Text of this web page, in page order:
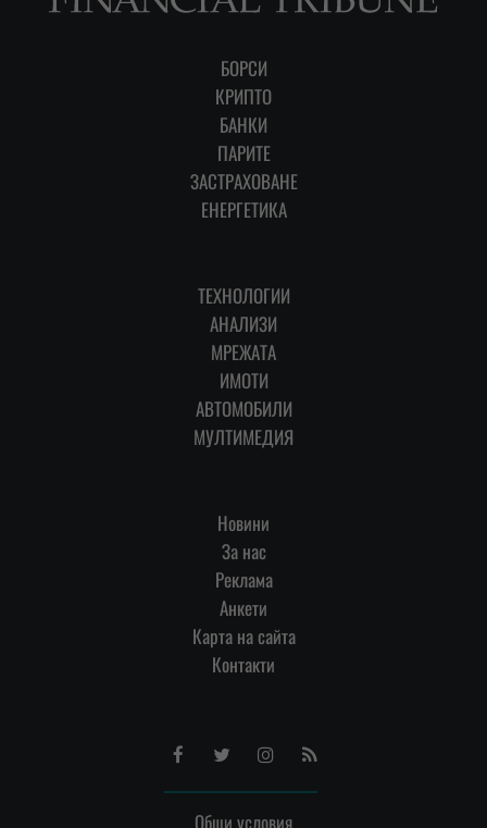
БОРСИ
КРИПТО
БАНКИ
ПАРИТЕ
ЗАСТРАХОВАНЕ
ЕНЕРГЕТИКА
ТЕХНОЛОГИИ
АНАЛИЗИ
МРЕЖАТА
ИМОТИ
АВТОМОБИЛИ
МУЛТИМЕДИЯ
Новини
За нас
Реклама
Анкети
Карта на сайта
Контакти
FacebookTwitterInstagram
RSS
Общи условия